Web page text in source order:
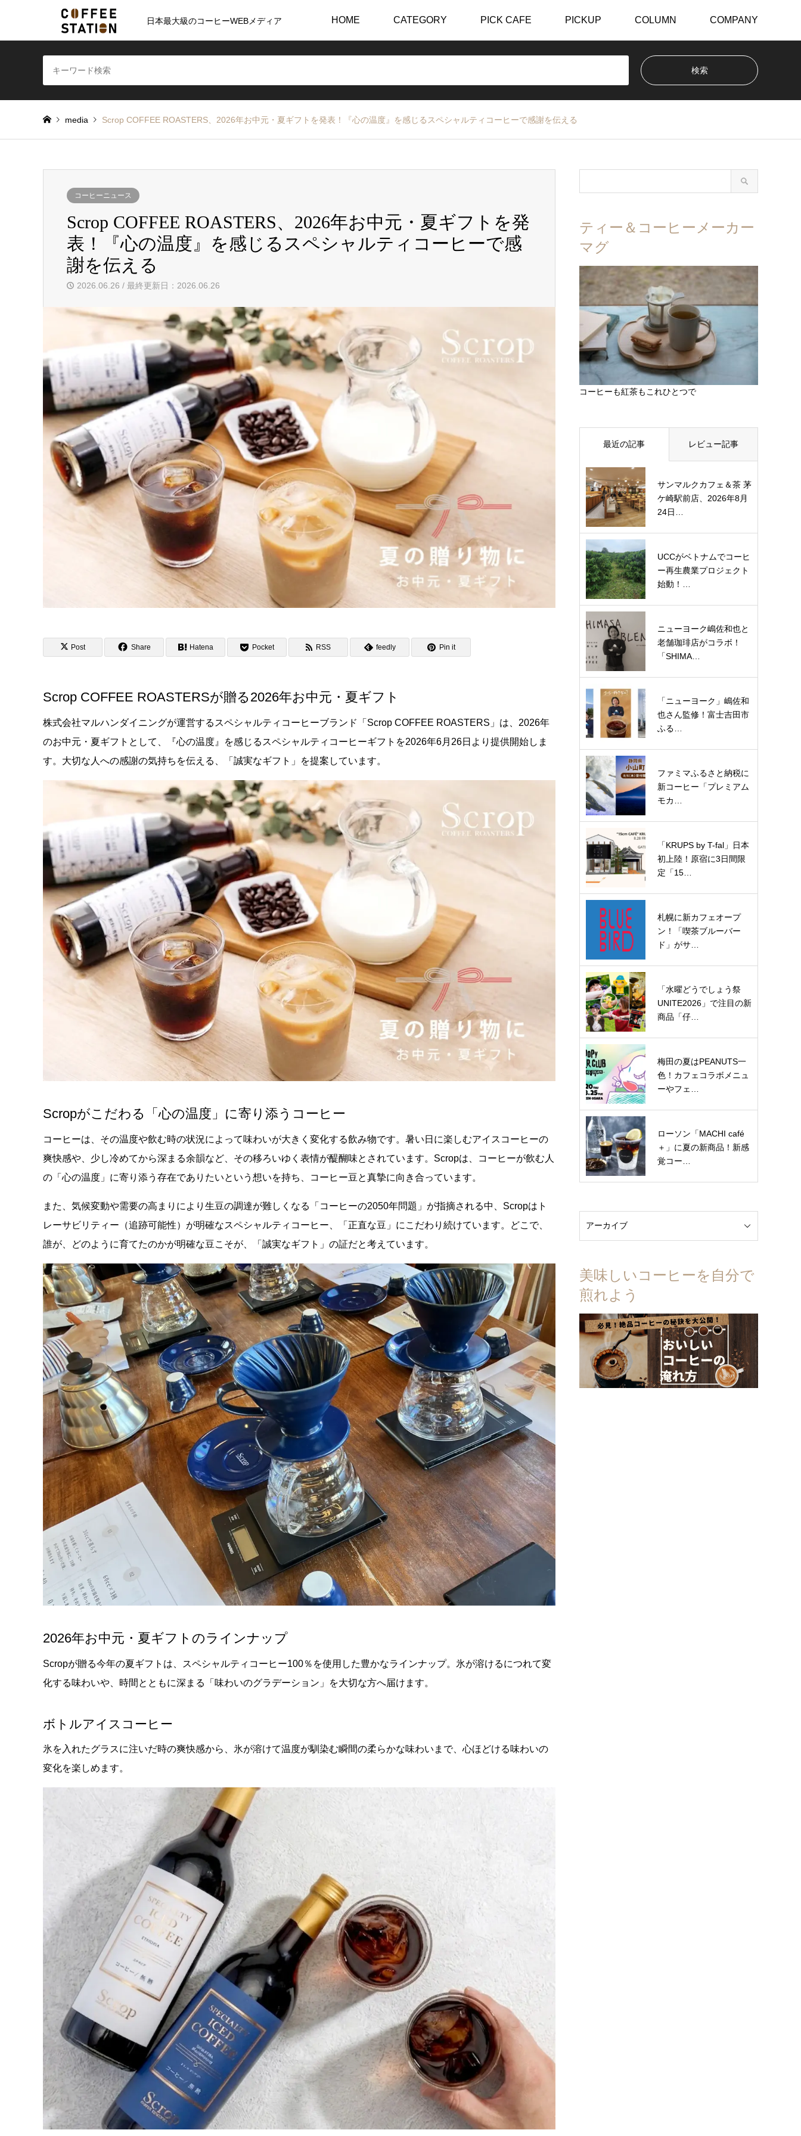
日本最大級のコーヒーWEBメディア HOME CATEGORY PICK CAFE PICKUP COLUMN COMPANY
media Scrop COFFEE ROASTERS、2026年お中元・夏ギフトを発表！『心の温度』を感じるスペシャルティコーヒーで感謝を伝える
コーヒーニュース
Scrop COFFEE ROASTERS、2026年お中元・夏ギフトを発
表！『心の温度』を感じるスペシャルティコーヒーで感
謝を伝える
2026.06.26 / 最終更新日：2026.06.26
Post Share Hatena Pocket RSS feedly Pin it
Scrop COFFEE ROASTERSが贈る2026年お中元・夏ギフト
株式会社マルハンダイニングが運営するスペシャルティコーヒーブランド「Scrop COFFEE ROASTERS」は、2026年
のお中元・夏ギフトとして、『心の温度』を感じるスペシャルティコーヒーギフトを2026年6月26日より提供開始しま
す。大切な人への感謝の気持ちを伝える、「誠実なギフト」を提案しています。
Scropがこだわる「心の温度」に寄り添うコーヒー
コーヒーは、その温度や飲む時の状況によって味わいが大きく変化する飲み物です。暑い日に楽しむアイスコーヒーの
爽快感や、少し冷めてから深まる余韻など、その移ろいゆく表情が醍醐味とされています。Scropは、コーヒーが飲む人
の「心の温度」に寄り添う存在でありたいという想いを持ち、コーヒー豆と真摯に向き合っています。
また、気候変動や需要の高まりにより生豆の調達が難しくなる「コーヒーの2050年問題」が指摘される中、Scropはト
レーサビリティー（追跡可能性）が明確なスペシャルティコーヒー、「正直な豆」にこだわり続けています。どこで、
誰が、どのように育てたのかが明確な豆こそが、「誠実なギフト」の証だと考えています。
2026年お中元・夏ギフトのラインナップ
Scropが贈る今年の夏ギフトは、スペシャルティコーヒー100％を使用した豊かなラインナップ。氷が溶けるにつれて変
化する味わいや、時間とともに深まる「味わいのグラデーション」を大切な方へ届けます。
ボトルアイスコーヒー
氷を入れたグラスに注いだ時の爽快感から、氷が溶けて温度が馴染む瞬間の柔らかな味わいまで、心ほどける味わいの
変化を楽しめます。
ティー＆コーヒーメーカー
マグ
コーヒーも紅茶もこれひとつで
最近の記事 レビュー記事
サンマルクカフェ＆茶 茅
ケ崎駅前店、2026年8月
24日…
UCCがベトナムでコーヒ
ー再生農業プロジェクト
始動！…
ニューヨーク嶋佐和也と
老舗珈琲店がコラボ！
「SHIMA…
「ニューヨーク」嶋佐和
也さん監修！富士吉田市
ふる…
ファミマふるさと納税に
新コーヒー「プレミアム
モカ…
「KRUPS by T-fal」日本
初上陸！原宿に3日間限
定「15…
札幌に新カフェオープ
ン！「喫茶ブルーバー
ド」がサ…
「水曜どうでしょう祭
UNITE2026」で注目の新
商品「仔…
梅田の夏はPEANUTS一
色！カフェコラボメニュ
ーやフェ…
ローソン「MACHI café
＋」に夏の新商品！新感
覚コー…
美味しいコーヒーを自分で
煎れよう